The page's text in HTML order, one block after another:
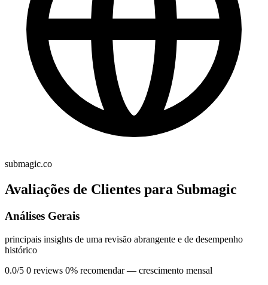
submagic.co
Avaliações de Clientes para Submagic
Análises Gerais
principais insights de uma revisão abrangente e de desempenho
histórico
0.0/5 0 reviews 0% recomendar — crescimento mensal